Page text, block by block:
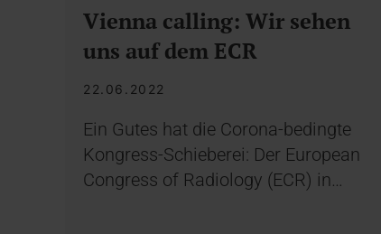
Vienna calling: Wir sehen
uns auf dem ECR
22.06.2022
Ein Gutes hat die Corona-bedingte
Kongress-Schieberei: Der European
Congress of Radiology (ECR) in…